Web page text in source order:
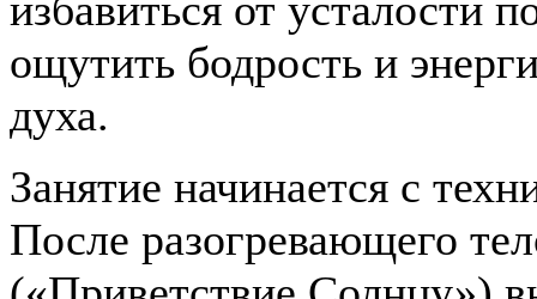
ощутить бодрость и
духа.
Занятие начинается с
После разогревающего